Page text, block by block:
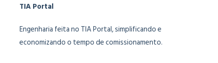
TIA Portal
Engenharia feita no TIA Portal, simplificando e
economizando o tempo de comissionamento.